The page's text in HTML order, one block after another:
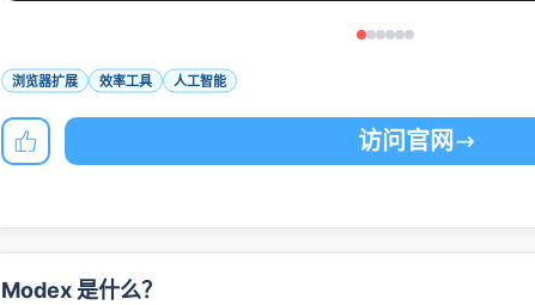
浏览器扩展 效率工具 人工智能
访问官网
Modex 是什么？